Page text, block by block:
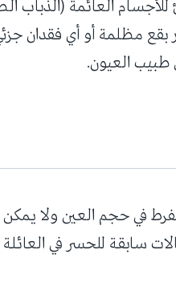
العائمة (الذباب
مظلمة أو أي فقدان جزئي
طبيب العيون.
في حجم العين ولا يمكن
سابقة للحسر في